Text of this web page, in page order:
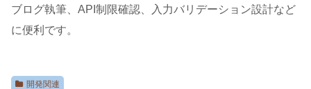
ブログ執筆、API制限確認、入力バリデーション設計など
に便利です。
開発関連